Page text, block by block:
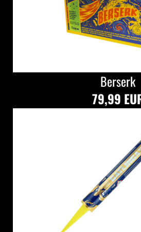
Berserk
79,99